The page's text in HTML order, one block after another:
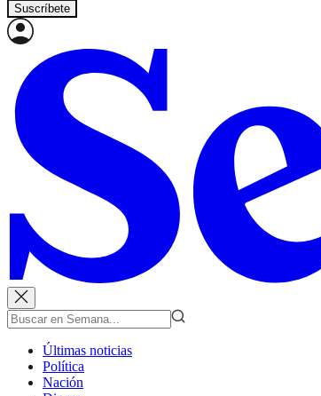
Suscríbete
Últimas noticias
Política
Nación